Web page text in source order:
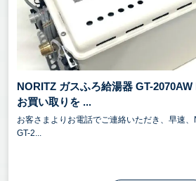
NORITZ ガスふろ給湯器 GT-
お買い取りを ...
お客さまよりお電話でご連絡いただき、早速
GT-2...